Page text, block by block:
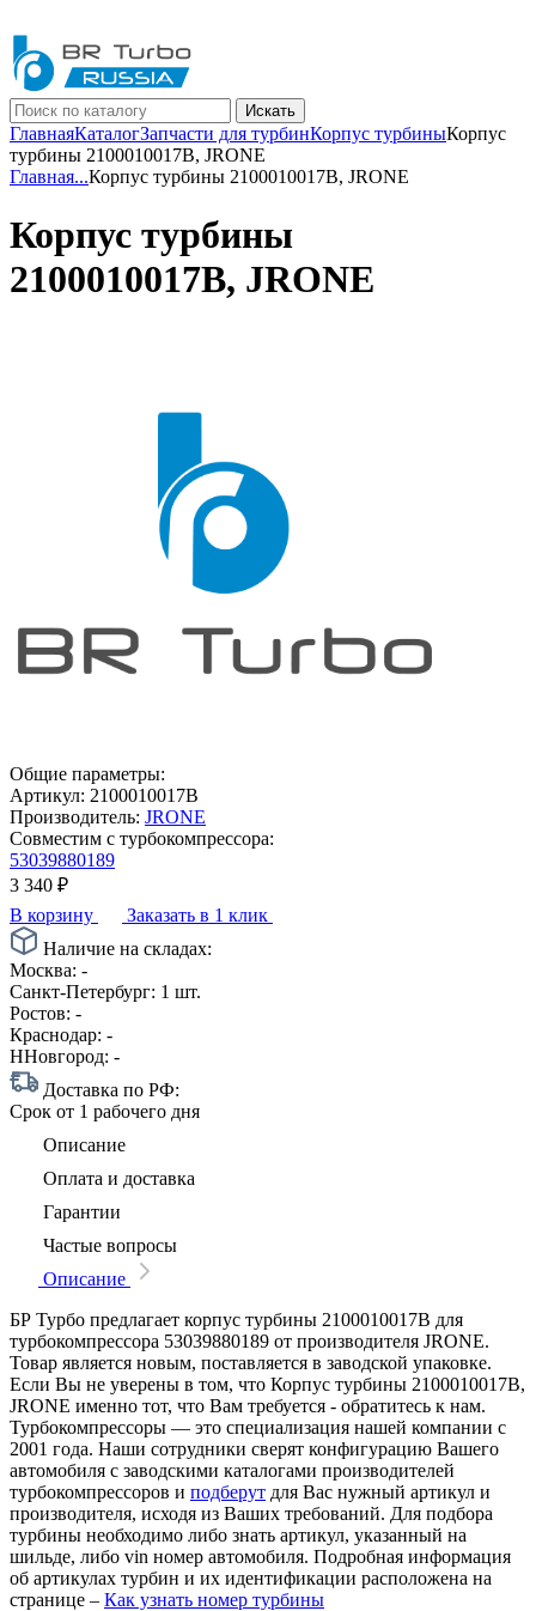
Искать
ГлавнаяКаталогЗапчасти для турбинКорпус турбиныКорпус
турбины 2100010017B, JRONE
Главная...Корпус турбины 2100010017B, JRONE
Корпус турбины
2100010017B, JRONE
Общие параметры:
Артикул: 2100010017B
Производитель: JRONE
Совместим с турбокомпрессора:
53039880189
3 340 ₽
В корзину
Заказать в 1 клик
Наличие на складах:
Москва: -
Санкт-Петербург: 1 шт.
Ростов: -
Краснодар: -
ННовгород: -
Доставка по РФ:
Срок от 1 рабочего дня
Описание
Оплата и доставка
Гарантии
Частые вопросы
Описание
БР Турбо предлагает корпус турбины 2100010017B для
турбокомпрессора 53039880189 от производителя JRONE.
Товар является новым, поставляется в заводской упаковке.
Если Вы не уверены в том, что Корпус турбины 2100010017B,
JRONE именно тот, что Вам требуется - обратитесь к нам.
Турбокомпрессоры — это специализация нашей компании с
2001 года. Наши сотрудники сверят конфигурацию Вашего
автомобиля с заводскими каталогами производителей
турбокомпрессоров и подберут для Вас нужный артикул и
производителя, исходя из Ваших требований. Для подбора
турбины необходимо либо знать артикул, указанный на
шильде, либо vin номер автомобиля. Подробная информация
об артикулах турбин и их идентификации расположена на
странице – Как узнать номер турбины